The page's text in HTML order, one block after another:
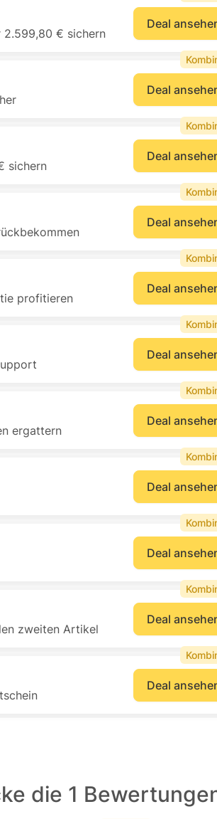
2.599,80 € sichern
Deal
Deal
sichern
Deal
Deal
profitieren
Deal
Deal
ergattern
Deal
Deal
Deal
zweiten Artikel
Deal
Deal
die 1